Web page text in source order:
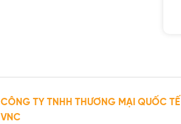
CÔNG TY TNHH THƯƠNG MẠI QUỐC TẾ
VNC